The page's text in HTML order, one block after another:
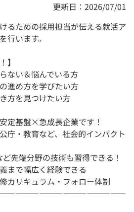
更新日：2026/07/01
るための採用担当が伝える就活ア
行います。
】
ない＆悩んでいる方
進め方を学びたい方
方を見つけたい方
定基盤×急成長企業です！
庁・教育など、社会的インパクト
先端分野の技術も習得できる！
まで幅広く経験できる
カリキュラム・フォロー体制